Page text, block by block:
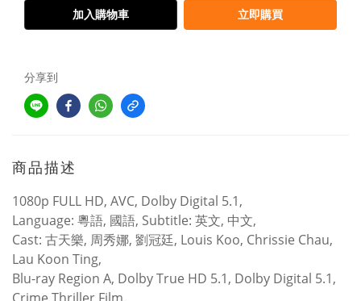
加入購物車 立即購買
分享到
商品描述
1080p FULL HD, AVC, Dolby Digital 5.1,
Language: 粵語, 國語, Subtitle: 英文, 中文,
Cast: 古天樂, 周秀娜, 劉冠廷, Louis Koo, Chrissie Chau,
Lau Koon Ting,
Blu-ray Region A, Dolby True HD 5.1, Dolby Digital 5.1,